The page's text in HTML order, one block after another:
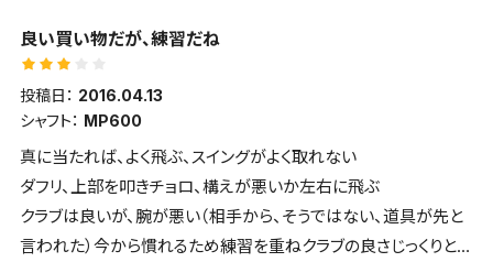
良い買い物だが、練習だね
投稿日： 2016.04.13
シャフト： MP600
真に当たれば、よく飛ぶ、スイングがよく取れない
ダフリ、上部を叩きチョロ、構えが悪いか左右に飛ぶ
クラブは良いが、腕が悪い（相手から、そうではない、道具が先と
言われた）今から慣れるため練習を重ねクラブの良さじっくりとあ